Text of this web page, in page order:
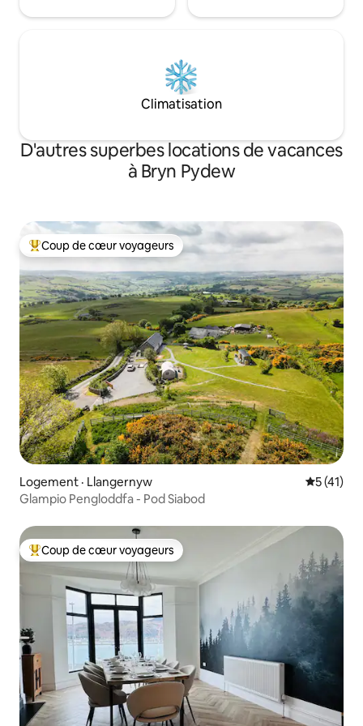
Climatisation
D'autres superbes locations de vacances
à Bryn Pydew
Coup de cœur voyageurs parmi les plus aimés
Coup de cœur voyageurs
Logement · Llangernyw Note
5 (41)
Glampio Pengloddfa - Pod Siabod
Coup de cœur voyageurs parmi les plus aimés
Coup de cœur voyageurs